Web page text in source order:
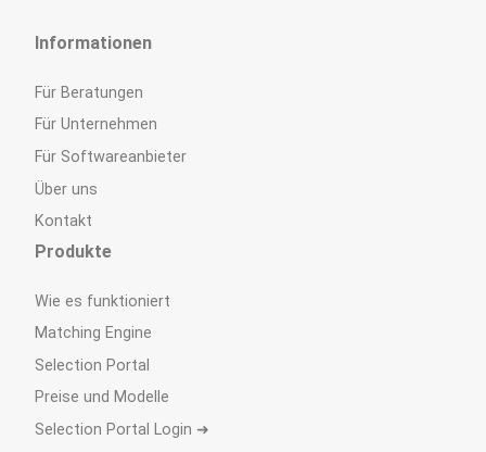
Informationen
Für Beratungen
Für Unternehmen
Für Softwareanbieter
Über uns
Kontakt
Produkte
Wie es funktioniert
Matching Engine
Selection Portal
Preise und Modelle
Selection Portal Login ➜